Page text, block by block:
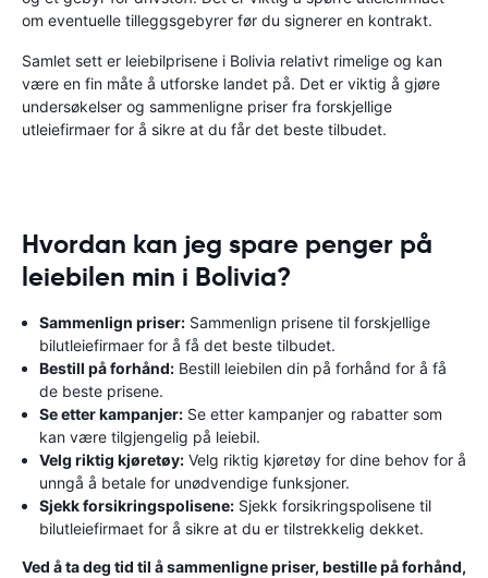
om eventuelle tilleggsgebyrer før du signerer en kontrakt.
Samlet sett er leiebilprisene i Bolivia relativt rimelige og kan
være en fin måte å utforske landet på. Det er viktig å gjøre
undersøkelser og sammenligne priser fra forskjellige
utleiefirmaer for å sikre at du får det beste tilbudet.
Hvordan kan jeg spare penger på
leiebilen min i Bolivia?
Sammenlign priser: Sammenlign prisene til forskjellige
bilutleiefirmaer for å få det beste tilbudet.
Bestill på forhånd: Bestill leiebilen din på forhånd for å få
de beste prisene.
Se etter kampanjer: Se etter kampanjer og rabatter som
kan være tilgjengelig på leiebil.
Velg riktig kjøretøy: Velg riktig kjøretøy for dine behov for å
unngå å betale for unødvendige funksjoner.
Sjekk forsikringspolisene: Sjekk forsikringspolisene til
bilutleiefirmaet for å sikre at du er tilstrekkelig dekket.
Ved å ta deg tid til å sammenligne priser, bestille på forhånd,